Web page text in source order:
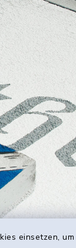
einsetzen,